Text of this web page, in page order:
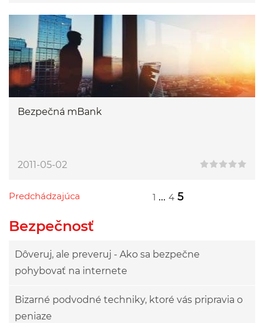
Bezpečná mBank
2011-05-02
Predchádzajúca
Przejdź do poprzedniej strony 1 ... 4 5
Bezpečnosť
Dôveruj, ale preveruj - Ako sa bezpečne
pohybovať na internete
Bizarné podvodné techniky, ktoré vás pripravia o
peniaze